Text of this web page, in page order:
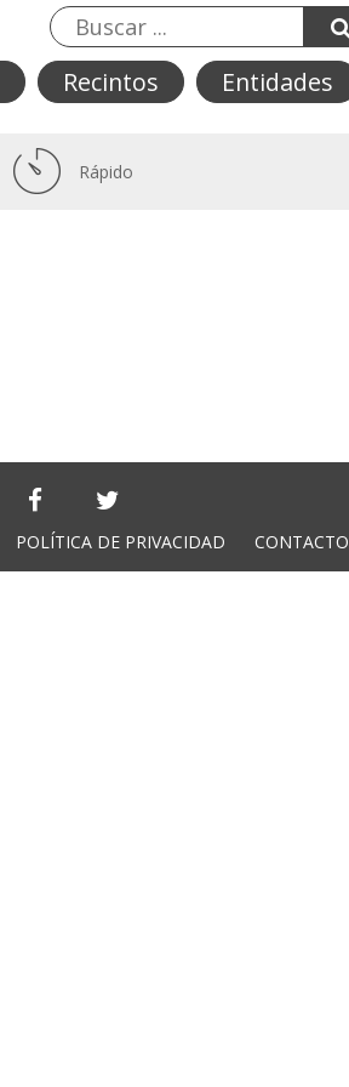
Recintos Entidades
Rápido
POLÍTICA DE PRIVACIDAD CONTACTO